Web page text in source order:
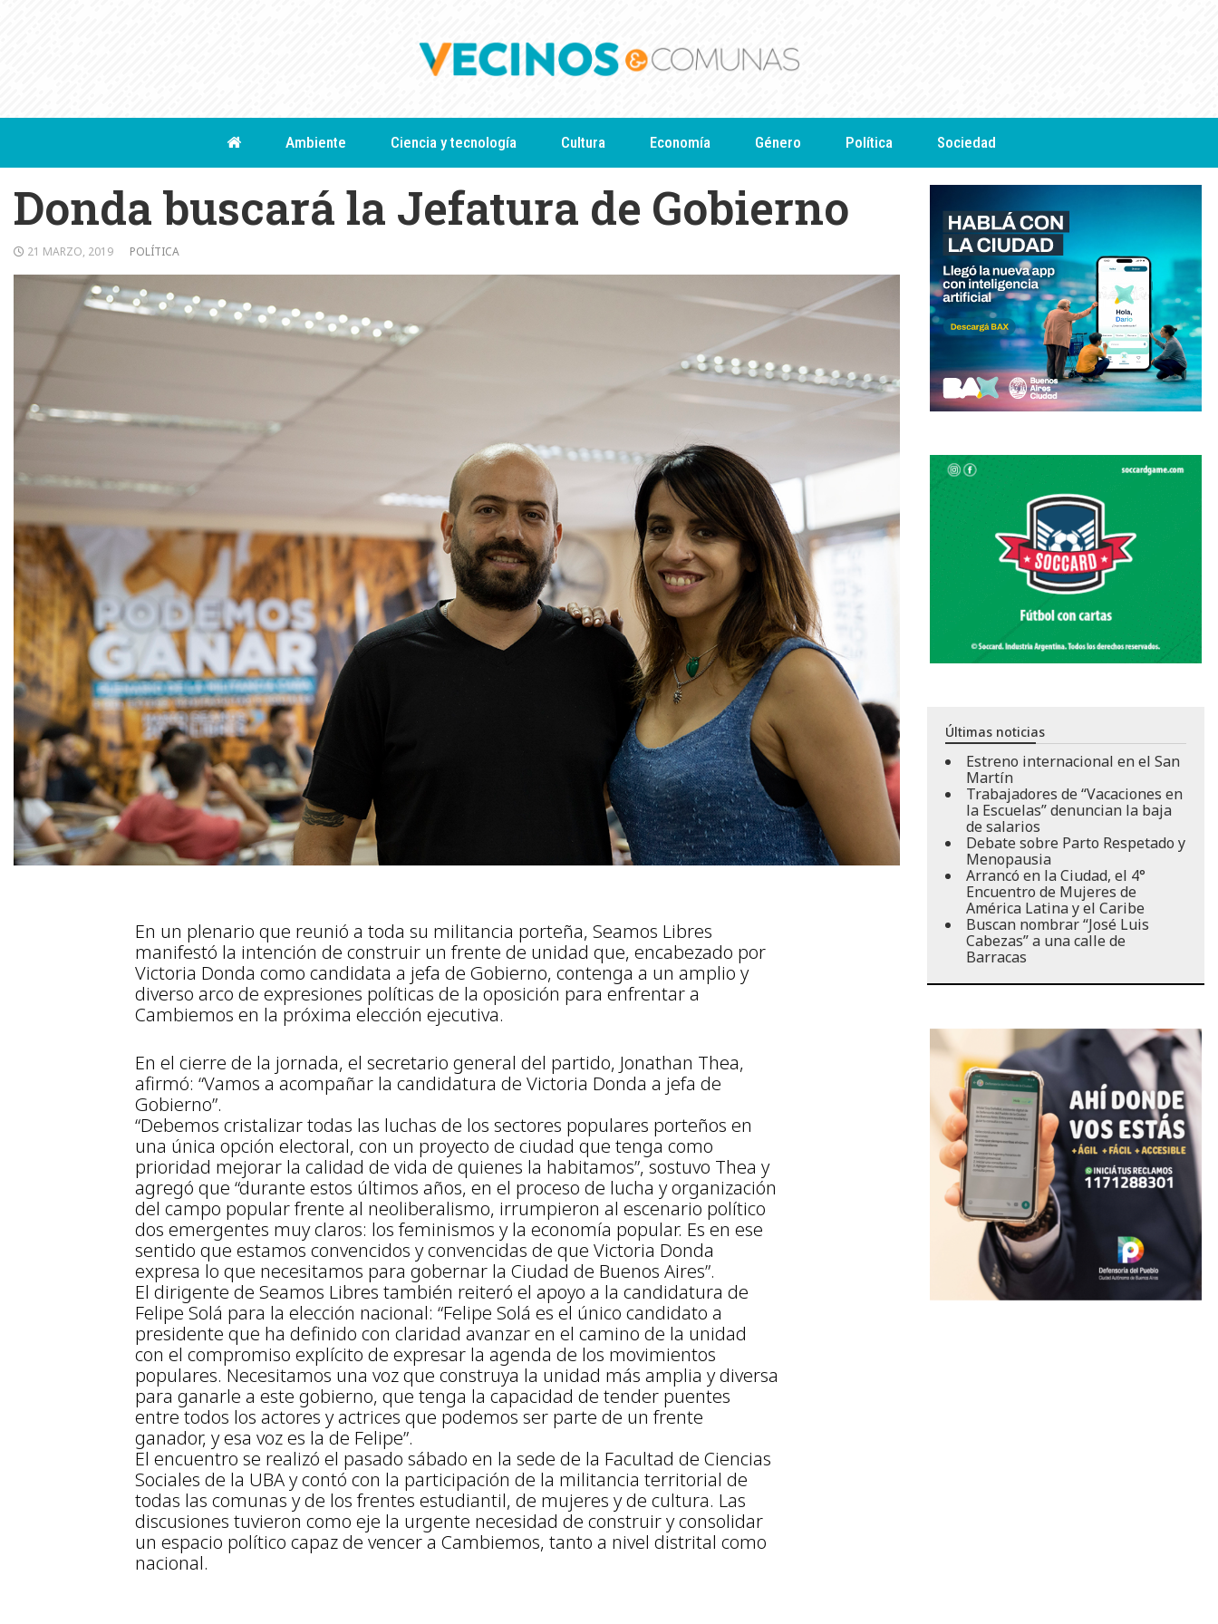
Ambiente Ciencia y tecnología Cultura Economía Género Política Sociedad
Donda buscará la Jefatura de Gobierno
21 MARZO, 2019 POLÍTICA
En un plenario que reunió a toda su militancia porteña, Seamos Libres
manifestó la intención de construir un frente de unidad que, encabezado por
Victoria Donda como candidata a jefa de Gobierno, contenga a un amplio y
diverso arco de expresiones políticas de la oposición para enfrentar a
Cambiemos en la próxima elección ejecutiva.
En el cierre de la jornada, el secretario general del partido, Jonathan Thea,
afirmó: “Vamos a acompañar la candidatura de Victoria Donda a jefa de
Gobierno”.
“Debemos cristalizar todas las luchas de los sectores populares porteños en
una única opción electoral, con un proyecto de ciudad que tenga como
prioridad mejorar la calidad de vida de quienes la habitamos”, sostuvo Thea y
agregó que “durante estos últimos años, en el proceso de lucha y organización
del campo popular frente al neoliberalismo, irrumpieron al escenario político
dos emergentes muy claros: los feminismos y la economía popular. Es en ese
sentido que estamos convencidos y convencidas de que Victoria Donda
expresa lo que necesitamos para gobernar la Ciudad de Buenos Aires”.
El dirigente de Seamos Libres también reiteró el apoyo a la candidatura de
Felipe Solá para la elección nacional: “Felipe Solá es el único candidato a
presidente que ha definido con claridad avanzar en el camino de la unidad
con el compromiso explícito de expresar la agenda de los movimientos
populares. Necesitamos una voz que construya la unidad más amplia y diversa
para ganarle a este gobierno, que tenga la capacidad de tender puentes
entre todos los actores y actrices que podemos ser parte de un frente
ganador, y esa voz es la de Felipe”.
El encuentro se realizó el pasado sábado en la sede de la Facultad de Ciencias
Sociales de la UBA y contó con la participación de la militancia territorial de
todas las comunas y de los frentes estudiantil, de mujeres y de cultura. Las
discusiones tuvieron como eje la urgente necesidad de construir y consolidar
un espacio político capaz de vencer a Cambiemos, tanto a nivel distrital como
nacional.
Últimas noticias
Estreno internacional en el San
Martín
Trabajadores de “Vacaciones en
la Escuelas” denuncian la baja
de salarios
Debate sobre Parto Respetado y
Menopausia
Arrancó en la Ciudad, el 4°
Encuentro de Mujeres de
América Latina y el Caribe
Buscan nombrar “José Luis
Cabezas” a una calle de
Barracas